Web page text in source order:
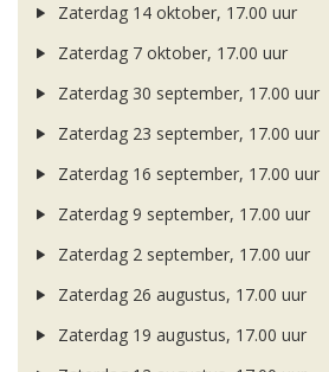
Zaterdag 14 oktober, 17.00 uur
Zaterdag 7 oktober, 17.00 uur
Zaterdag 30 september, 17.00 uur
Zaterdag 23 september, 17.00 uur
Zaterdag 16 september, 17.00 uur
Zaterdag 9 september, 17.00 uur
Zaterdag 2 september, 17.00 uur
Zaterdag 26 augustus, 17.00 uur
Zaterdag 19 augustus, 17.00 uur